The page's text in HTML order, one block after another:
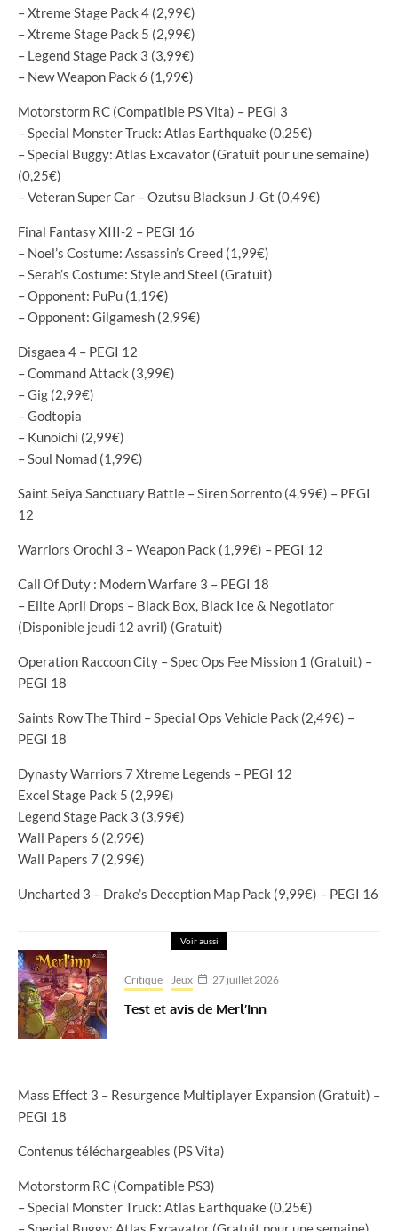
– Xtreme Stage Pack 4 (2,99€)
– Xtreme Stage Pack 5 (2,99€)
– Legend Stage Pack 3 (3,99€)
– New Weapon Pack 6 (1,99€)
Motorstorm RC (Compatible PS Vita) – PEGI 3
– Special Monster Truck: Atlas Earthquake (0,25€)
– Special Buggy: Atlas Excavator (Gratuit pour une semaine)
(0,25€)
– Veteran Super Car – Ozutsu Blacksun J-Gt (0,49€)
Final Fantasy XIII-2 – PEGI 16
– Noel’s Costume: Assassin’s Creed (1,99€)
– Serah’s Costume: Style and Steel (Gratuit)
– Opponent: PuPu (1,19€)
– Opponent: Gilgamesh (2,99€)
Disgaea 4 – PEGI 12
– Command Attack (3,99€)
– Gig (2,99€)
– Godtopia
– Kunoichi (2,99€)
– Soul Nomad (1,99€)
Saint Seiya Sanctuary Battle – Siren Sorrento (4,99€) – PEGI
12
Warriors Orochi 3 – Weapon Pack (1,99€) – PEGI 12
Call Of Duty : Modern Warfare 3 – PEGI 18
– Elite April Drops – Black Box, Black Ice & Negotiator
(Disponible jeudi 12 avril) (Gratuit)
Operation Raccoon City – Spec Ops Fee Mission 1 (Gratuit) –
PEGI 18
Saints Row The Third – Special Ops Vehicle Pack (2,49€) –
PEGI 18
Dynasty Warriors 7 Xtreme Legends – PEGI 12
Excel Stage Pack 5 (2,99€)
Legend Stage Pack 3 (3,99€)
Wall Papers 6 (2,99€)
Wall Papers 7 (2,99€)
Uncharted 3 – Drake’s Deception Map Pack (9,99€) – PEGI 16
Voir aussi
Critique Jeux 27 juillet 2026
Test et avis de Merl’Inn
Mass Effect 3 – Resurgence Multiplayer Expansion (Gratuit) –
PEGI 18
Contenus téléchargeables (PS Vita)
Motorstorm RC (Compatible PS3)
– Special Monster Truck: Atlas Earthquake (0,25€)